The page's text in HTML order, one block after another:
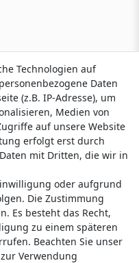
Technologien auf
Daten
(z.B. IP-Adresse), um
Medien von
auf unsere Website
erfolgt erst durch
mit Dritten, die wir in
oder aufgrund
Die Zustimmung
Es besteht das Recht,
zu einem späteren
Beachten Sie unser
Verwendung
Technologien auf
Daten
(z.B. IP-Adresse), um
Medien von
auf unsere Website
erfolgt erst durch
mit Dritten, die wir in
oder aufgrund
Die Zustimmung
Es besteht das Recht,
zu einem späteren
Beachten Sie unser
Verwendung